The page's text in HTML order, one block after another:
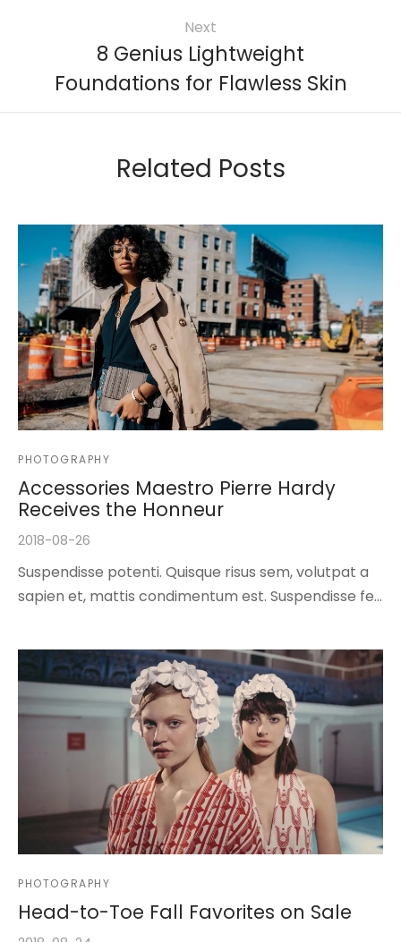
Next
8 Genius Lightweight
Foundations for Flawless Skin
Related Posts
PHOTOGRAPHY
Accessories Maestro Pierre Hardy
Receives the Honneur
2018-08-26
Suspendisse potenti. Quisque risus sem, volutpat a
sapien et, mattis condimentum est. Suspendisse fe…
PHOTOGRAPHY
Head-to-Toe Fall Favorites on Sale